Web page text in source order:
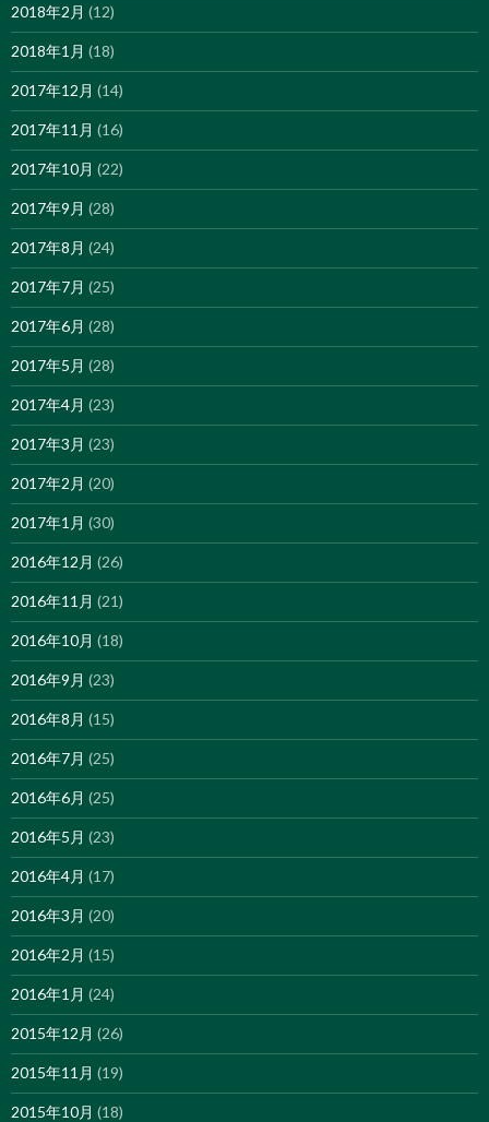
2018年2月 (12)
2018年1月 (18)
2017年12月 (14)
2017年11月 (16)
2017年10月 (22)
2017年9月 (28)
2017年8月 (24)
2017年7月 (25)
2017年6月 (28)
2017年5月 (28)
2017年4月 (23)
2017年3月 (23)
2017年2月 (20)
2017年1月 (30)
2016年12月 (26)
2016年11月 (21)
2016年10月 (18)
2016年9月 (23)
2016年8月 (15)
2016年7月 (25)
2016年6月 (25)
2016年5月 (23)
2016年4月 (17)
2016年3月 (20)
2016年2月 (15)
2016年1月 (24)
2015年12月 (26)
2015年11月 (19)
2015年10月 (18)